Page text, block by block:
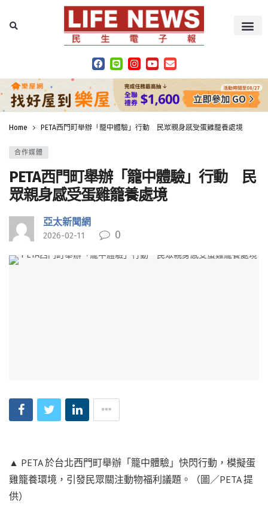
Home PETA西門町舉辦「籠中體驗」行動 民眾親身感受蛋雞籠養處境
合作媒體
PETA西門町舉辦「籠中體驗」行動 民
眾親身感受蛋雞籠養處境
亞太新聞網
2026-02-11 0
▲ PETA 於台北西門町舉辦「籠中體驗」快閃行動，模擬蛋
雞籠養環境，引發民眾關注動物福利議題。（圖／PETA 提
供）